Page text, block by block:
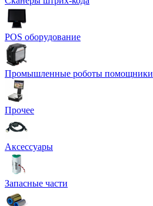
POS оборудование
Промышленные роботы помощники
Прочее
Аксессуары
Запасные части